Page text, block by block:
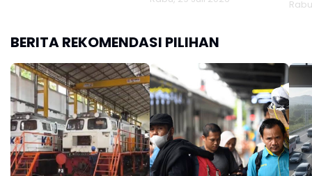
Jutaan Obat Keras
BERITA REKOMENDASI PILIHAN